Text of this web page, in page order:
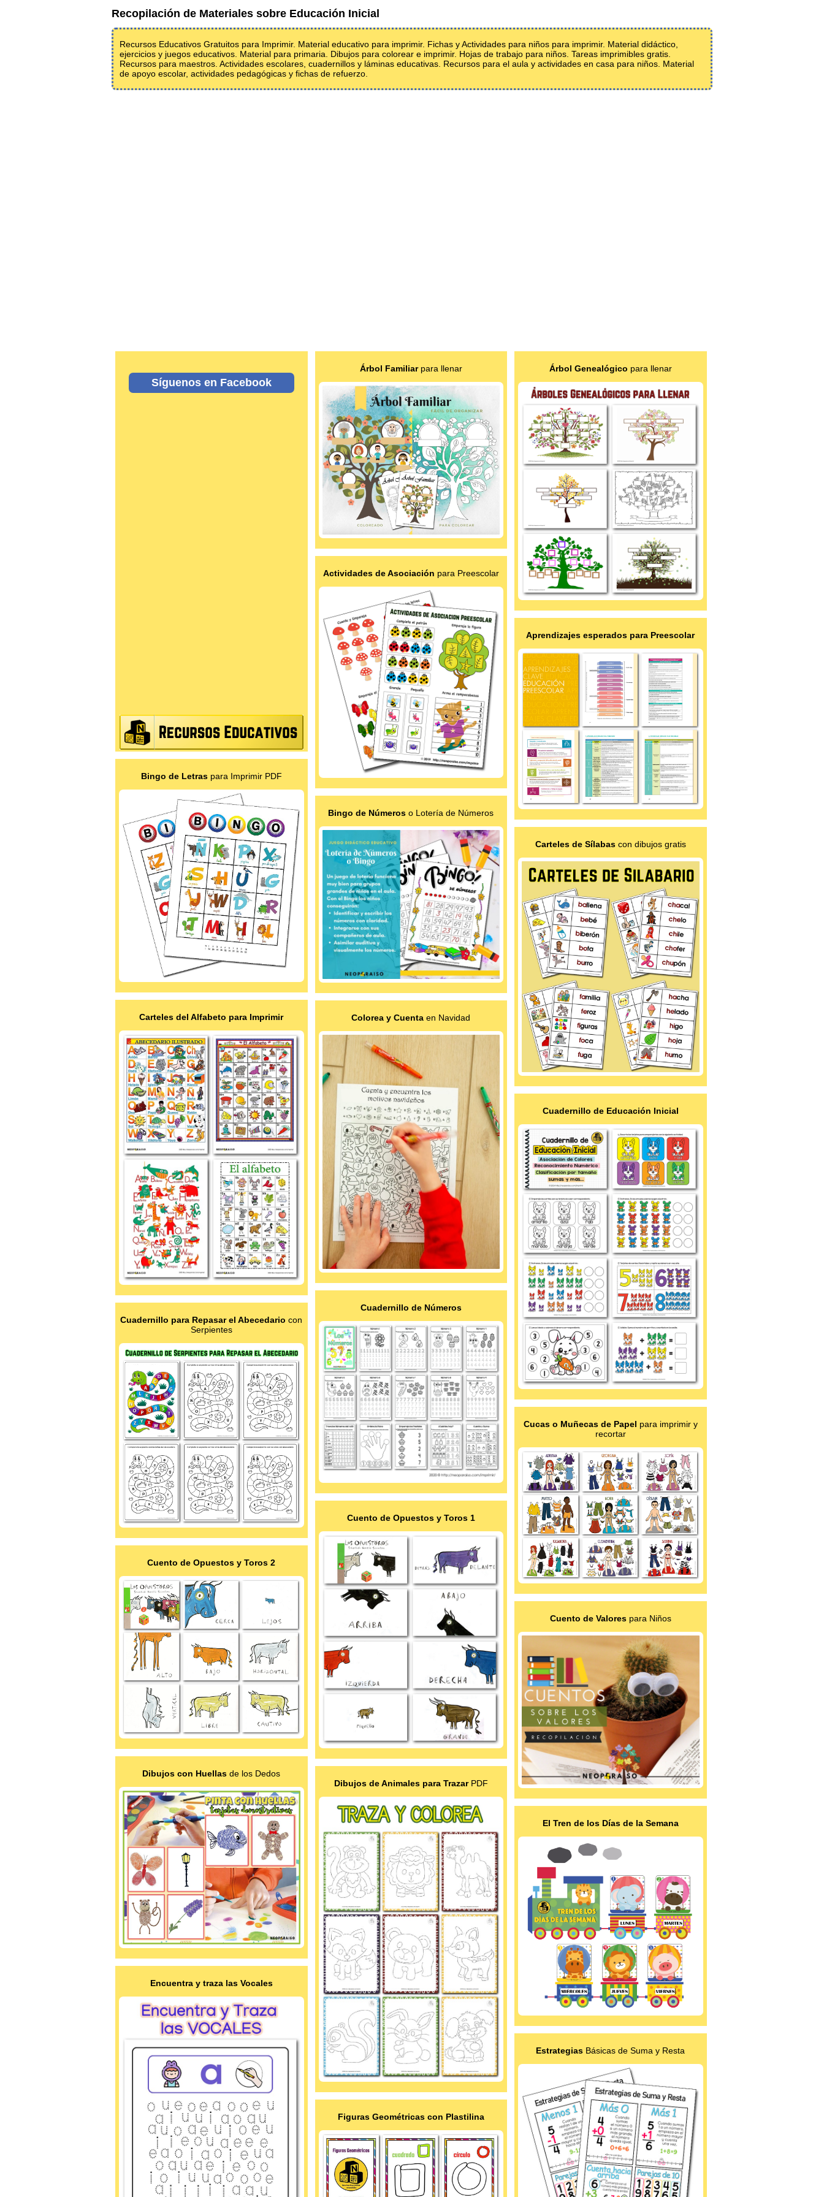
Recopilación de Materiales sobre Educación Inicial
Recursos Educativos Gratuitos para Imprimir. Material educativo para imprimir. Fichas y Actividades para niños para imprimir. Material didáctico,
ejercicios y juegos educativos. Material para primaria. Dibujos para colorear e imprimir. Hojas de trabajo para niños. Tareas imprimibles gratis.
Recursos para maestros. Actividades escolares, cuadernillos y láminas educativas. Recursos para el aula y actividades en casa para niños. Material
de apoyo escolar, actividades pedagógicas y fichas de refuerzo.
Síguenos en Facebook
Árbol Familiarpara llenar Árbol Genealógico para llenar
Actividades de Asociación para Preescolar
Aprendizajes esperados para Preescolar
Bingo de Letraspara Imprimir PDF
Bingo de Números o Lotería de Números
Carteles de Sílabascon dibujos gratis
Carteles del Alfabeto para Imprimir Colorea y Cuenta en Navidad
Cuadernillo de Educación Inicial
Cuadernillo de Números
Cuadernillo para Repasar el Abecedario con
Serpientes
Cucas o Muñecas de Papel para imprimir y
recortar
Cuento de Opuestos y Toros 1
Cuento de Opuestos y Toros 2
Cuento de Valorespara Niños
Dibujos con Huellas de los Dedos
Dibujos de Animales para TrazarPDF
El Tren de los Días de la Semana
Encuentra y traza las Vocales
Estrategias Básicas de Suma y Resta
Figuras Geométricas con Plastilina